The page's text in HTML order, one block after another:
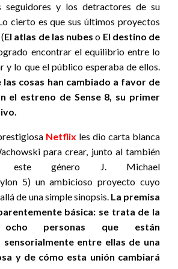
seguidores y los detractores de su
cierto es que sus últimos proyectos
El atlas de las nubes o El destino de
encontrar el equilibrio entre lo
y lo que el público esperaba de ellos.
las cosas han cambiado a favor de
el estreno de Sense 8, su primer
Netflix les dio carta blanca
para crear, junto al también
este género J. Michael
5) un ambicioso proyecto cuyo
de una simple sinopsis. La premisa
básica: se trata de la
personas que están
entre ellas de una
y de cómo esta unión cambiará